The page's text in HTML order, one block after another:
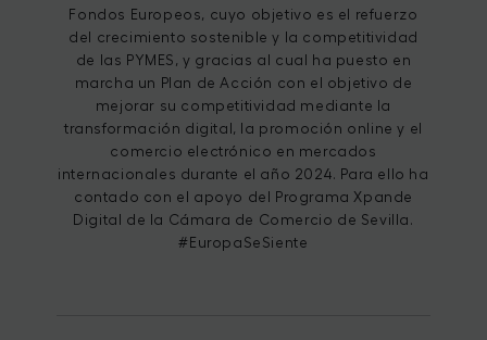
Fondos Europeos, cuyo objetivo es el refuerzo
del crecimiento sostenible y la competitividad
de las PYMES, y gracias al cual ha puesto en
marcha un Plan de Acción con el objetivo de
mejorar su competitividad mediante la
transformación digital, la promoción online y el
comercio electrónico en mercados
internacionales durante el año 2024. Para ello ha
contado con el apoyo del Programa Xpande
Digital de la Cámara de Comercio de Sevilla.
#EuropaSeSiente